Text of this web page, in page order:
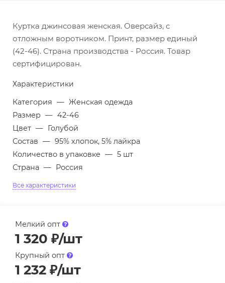
Куртка джинсовая женская. Оверсайз, с
отложным воротником. Принт, размер единый
(42-46). Страна производства - Россия. Товар
сертифицирован.
Характеристики
Категория — Женская одежда
Размер — 42-46
Цвет — Голубой
Состав — 95% хлопок, 5% лайкра
Количество в упаковке — 5 шт
Страна — Россия
Все характеристики
Мелкий опт
1 320 ₽/шт
Крупный опт
1 232 ₽/шт